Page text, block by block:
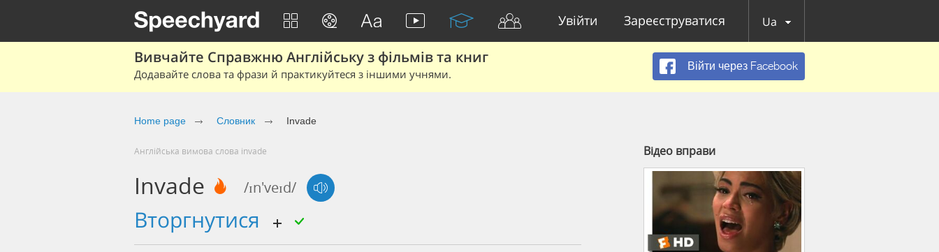
Увійти Зареєструватися Ua
Вивчайте Справжню Англійську з фільмів та книг
Додавайте слова та фрази й практикуйтеся з іншими учнями.
Війти через Facebook
Home page Cловник Invade
Англійська вимова слова invade
Invade /ɪn'veɪd/
вторгнутися
Відео вправи